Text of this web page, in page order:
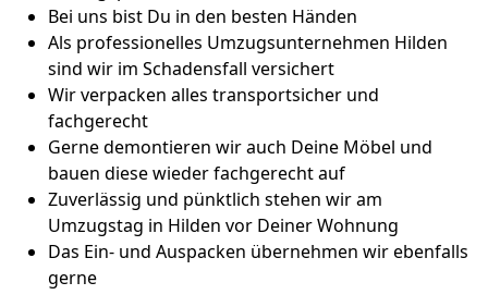
Bei uns bist Du in den besten Händen
Als professionelles Umzugsunternehmen Hilden
sind wir im Schadensfall versichert
Wir verpacken alles transportsicher und
fachgerecht
Gerne demontieren wir auch Deine Möbel und
bauen diese wieder fachgerecht auf
Zuverlässig und pünktlich stehen wir am
Umzugstag in Hilden vor Deiner Wohnung
Das Ein- und Auspacken übernehmen wir ebenfalls
gerne